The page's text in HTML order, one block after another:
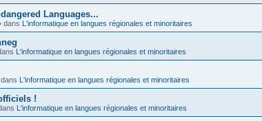
Languages...
dans L'informatique en langues régionales et minoritaires
L'informatique en langues régionales et minoritaires
L'informatique en langues régionales et minoritaires
!
L'informatique en langues régionales et minoritaires